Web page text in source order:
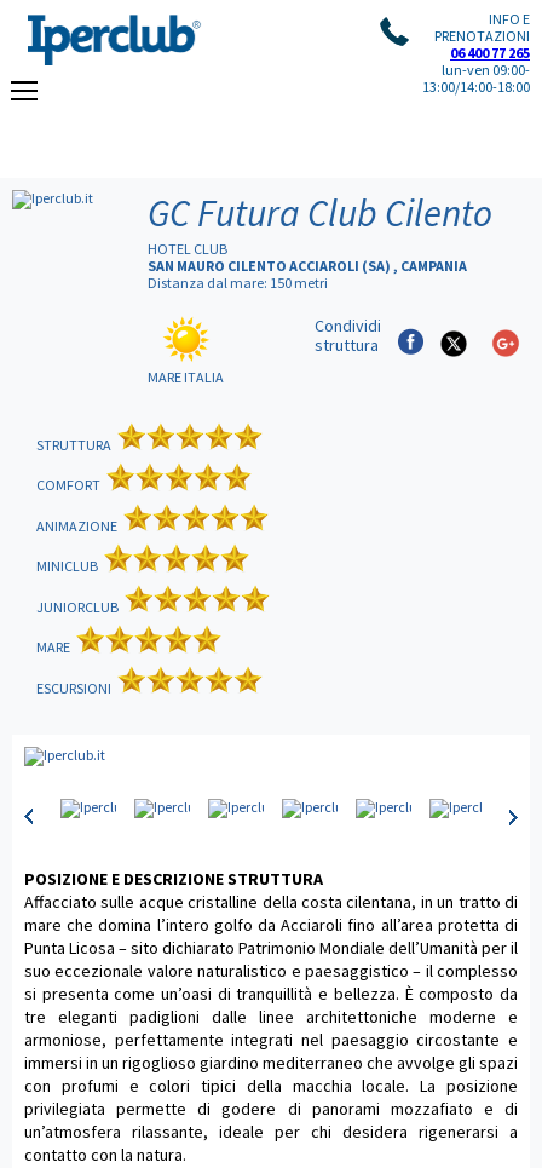
INFO E
PRENOTAZIONI
06 400 77 265
lun-ven 09:00-
13:00/14:00-18:00
GC Futura Club Cilento
HOTEL CLUB
SAN MAURO CILENTO ACCIAROLI (SA) , CAMPANIA
Distanza dal mare: 150 metri
MARE ITALIA
Condividi
struttura
STRUTTURA
COMFORT
ANIMAZIONE
MINICLUB
JUNIORCLUB
MARE
ESCURSIONI
POSIZIONE E DESCRIZIONE STRUTTURA
Affacciato sulle acque cristalline della costa cilentana, in un tratto di
mare che domina l’intero golfo da Acciaroli fino all’area protetta di
Punta Licosa – sito dichiarato Patrimonio Mondiale dell’Umanità per il
suo eccezionale valore naturalistico e paesaggistico – il complesso
si presenta come un’oasi di tranquillità e bellezza. È composto da
tre eleganti padiglioni dalle linee architettoniche moderne e
armoniose, perfettamente integrati nel paesaggio circostante e
immersi in un rigoglioso giardino mediterraneo che avvolge gli spazi
con profumi e colori tipici della macchia locale. La posizione
privilegiata permette di godere di panorami mozzafiato e di
un’atmosfera rilassante, ideale per chi desidera rigenerarsi a
contatto con la natura.